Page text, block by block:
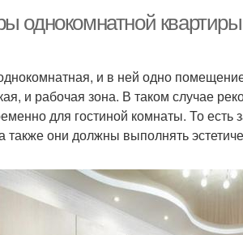
однокомнатной
и в ней одно
и рабочая зона. В таком случае
для гостиной комнаты. То
также они должны выполнять